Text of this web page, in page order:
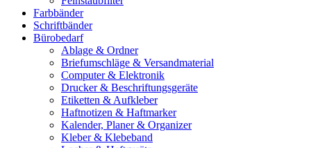
Farbbänder
Schriftbänder
Bürobedarf
Ablage & Ordner
Briefumschläge & Versandmaterial
Computer & Elektronik
Drucker & Beschriftungsgeräte
Etiketten & Aufkleber
Haftnotizen & Haftmarker
Kalender, Planer & Organizer
Kleber & Klebeband